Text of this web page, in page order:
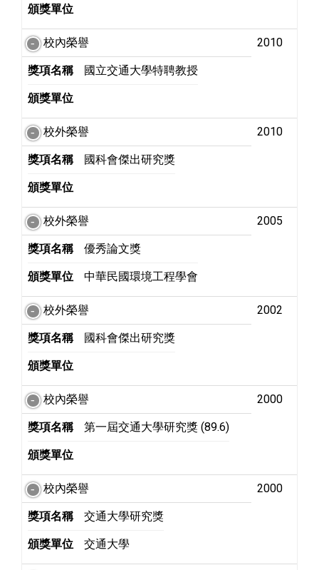
頒獎單位
校內榮譽 2010
獎項名稱 國立交通大學特聘教授
頒獎單位
校外榮譽 2010
獎項名稱 國科會傑出研究獎
頒獎單位
校外榮譽 2005
獎項名稱 優秀論文獎
頒獎單位 中華民國環境工程學會
校外榮譽 2002
獎項名稱 國科會傑出研究獎
頒獎單位
校內榮譽 2000
獎項名稱 第一屆交通大學研究獎 (89.6)
頒獎單位
校內榮譽 2000
獎項名稱 交通大學研究獎
頒獎單位 交通大學